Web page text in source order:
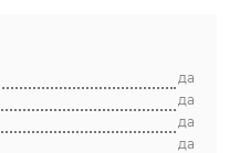
да
да
да
да